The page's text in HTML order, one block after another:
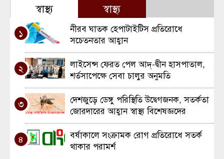
স্বাস্থ্য স্বাস্থ্য
১
নীরব ঘাতক হেপাটাইটিস প্রতিরোধে
সচেতনতার আহ্বান
২
লাইসেন্স ফেরত পেল আদ্-দ্বীন হাসপাতাল,
শর্তসাপেক্ষে সেবা চালুর অনুমতি
৩
দেশজুড়ে ডেঙ্গু পরিস্থিতি উদ্বেগজনক, সতর্কতা
জোরদারের আহ্বান স্বাস্থ্য বিশেষজ্ঞদের
৪
বর্ষাকালে সংক্রামক রোগ প্রতিরোধে সতর্ক
থাকার পরামর্শ